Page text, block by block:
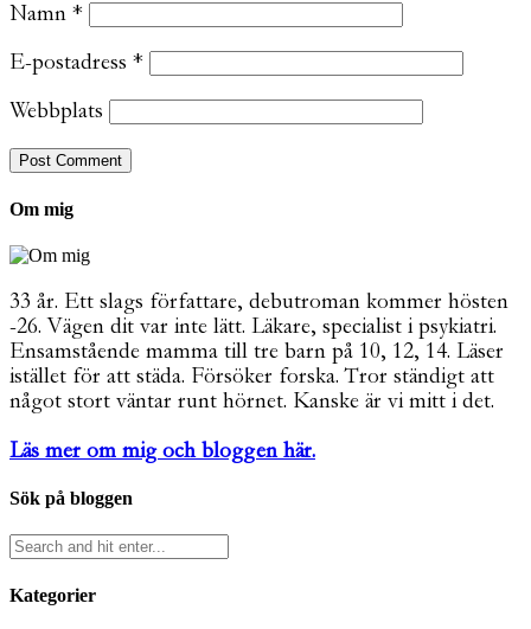
Namn *
E-postadress *
Webbplats
Om mig
33 år. Ett slags författare, debutroman kommer hösten
-26. Vägen dit var inte lätt. Läkare, specialist i psykiatri.
Ensamstående mamma till tre barn på 10, 12, 14. Läser
istället för att städa. Försöker forska. Tror ständigt att
något stort väntar runt hörnet. Kanske är vi mitt i det.
Läs mer om mig och bloggen här.
Sök på bloggen
Kategorier